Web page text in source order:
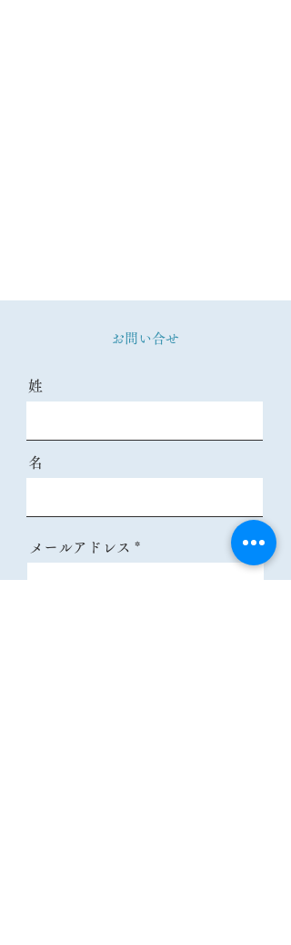
お問い合せ
姓
名
メールアドレス